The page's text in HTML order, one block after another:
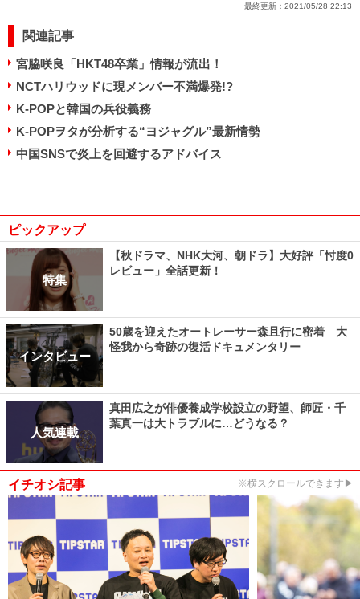
最終更新： 2021/05/28 22:13
関連記事
宮脇咲良「HKT48卒業」情報が流出！
NCTハリウッドに現メンバー不満爆発!?
K-POPと韓国の兵役義務
K-POPヲタが分析する“ヨジャグル”最新情勢
中国SNSで炎上を回避するアドバイス
ピックアップ
特集
【秋ドラマ、NHK大河、朝ドラ】大好評「忖度0
レビュー」全話更新！
インタビュー
50歳を迎えたオートレーサー森且行に密着 大
怪我から奇跡の復活ドキュメンタリー
人気連載
真田広之が俳優養成学校設立の野望、師匠・千
葉真一は大トラブルに…どうなる？
イチオシ記事 ※横スクロールできます▶